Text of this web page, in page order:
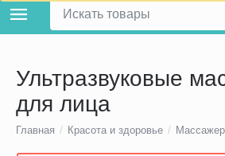
Ультразвуковые
для лица
Главная / Красота и здоровье /